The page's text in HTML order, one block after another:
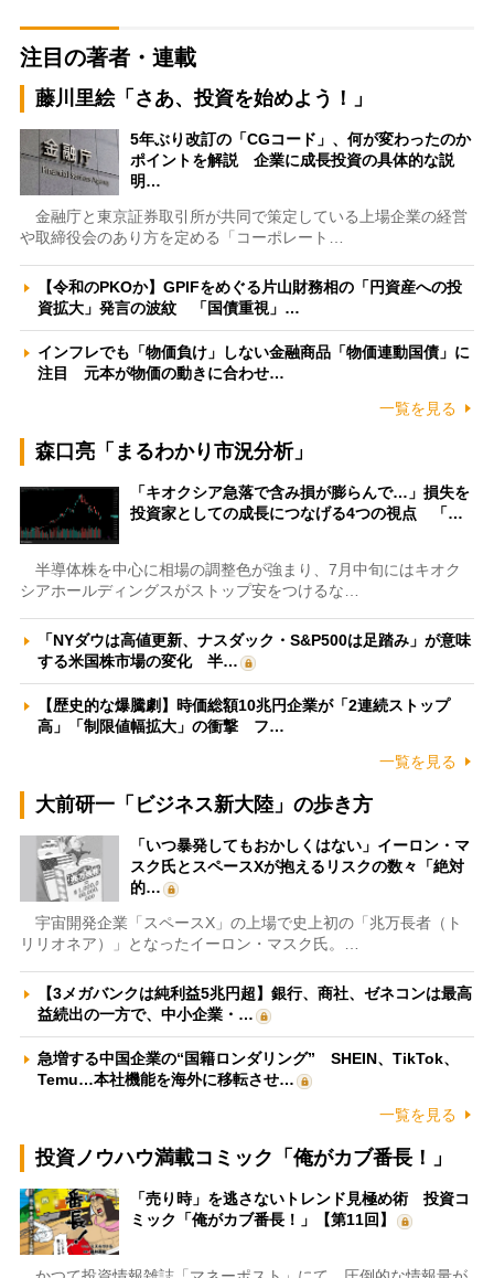
注目の著者・連載
藤川里絵「さあ、投資を始めよう！」
5年ぶり改訂の「CGコード」、何が変わったのか
ポイントを解説 企業に成長投資の具体的な説
明…
金融庁と東京証券取引所が共同で策定している上場企業の経営
や取締役会のあり方を定める「コーポレート…
【令和のPKOか】GPIFをめぐる片山財務相の「円資産への投
資拡大」発言の波紋 「国債重視」…
インフレでも「物価負け」しない金融商品「物価連動国債」に
注目 元本が物価の動きに合わせ…
一覧を見る
森口亮「まるわかり市況分析」
「キオクシア急落で含み損が膨らんで…」損失を
投資家としての成長につなげる4つの視点 「…
半導体株を中心に相場の調整色が強まり、7月中旬にはキオク
シアホールディングスがストップ安をつけるな…
「NYダウは高値更新、ナスダック・S&P500は足踏み」が意味
する米国株市場の変化 半…
【歴史的な爆騰劇】時価総額10兆円企業が「2連続ストップ
高」「制限値幅拡大」の衝撃 フ…
一覧を見る
大前研一「ビジネス新大陸」の歩き方
「いつ暴発してもおかしくはない」イーロン・マ
スク氏とスペースXが抱えるリスクの数々「絶対
的…
宇宙開発企業「スペースX」の上場で史上初の「兆万長者（ト
リリオネア）」となったイーロン・マスク氏。…
【3メガバンクは純利益5兆円超】銀行、商社、ゼネコンは最高
益続出の一方で、中小企業・…
急増する中国企業の“国籍ロンダリング” SHEIN、TikTok、
Temu…本社機能を海外に移転させ…
一覧を見る
投資ノウハウ満載コミック「俺がカブ番長！」
「売り時」を逃さないトレンド見極め術 投資コ
ミック「俺がカブ番長！」【第11回】